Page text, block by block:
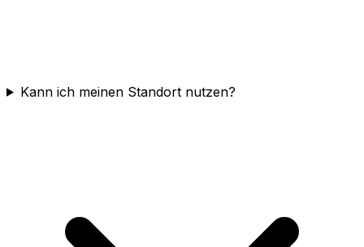
Kann ich meinen Standort nutzen?